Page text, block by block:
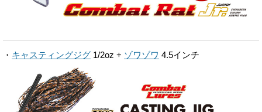
・ キャスティングジグ 1/2oz + ゾワゾワ 4.5インチ